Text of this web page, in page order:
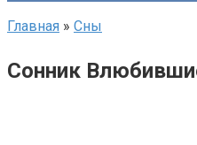
Главная » Сны
Сонник